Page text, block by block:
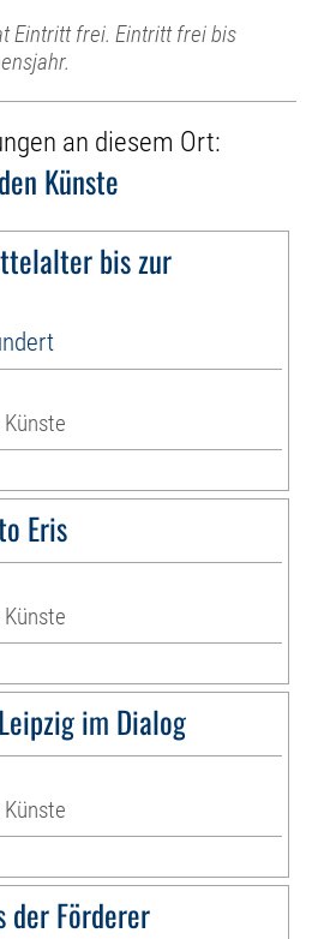
Eintritt frei. Eintritt frei bis
an diesem Ort:
Künste
bis zur
Eris
im Dialog
der Förderer